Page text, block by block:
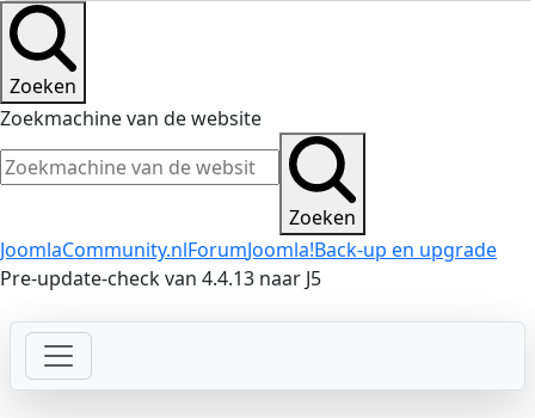
Zoeken
Zoekmachine van de website
Zoeken
JoomlaCommunity.nlForumJoomla!Back-up en upgrade
Pre-update-check van 4.4.13 naar J5